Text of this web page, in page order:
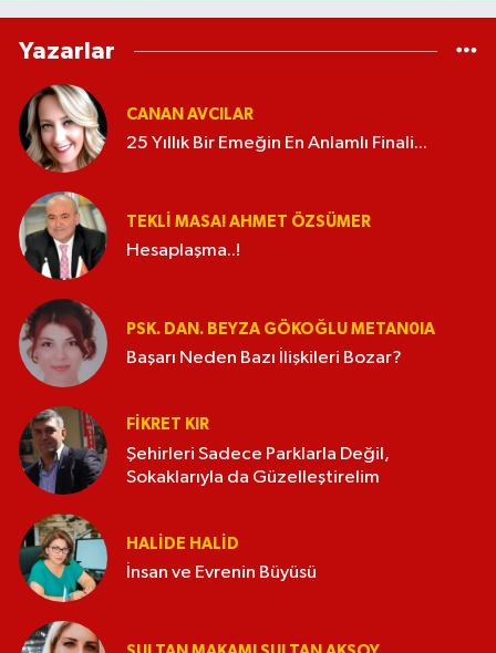
Yazarlar
CANAN AVCILAR
25 Yıllık Bir Emeğin En Anlamlı Finali...
TEKLI MASA! AHMET ÖZSÜMER
Hesaplaşma..!
PSK. DAN. BEYZA GÖKOĞLU METAN0IA
Başarı Neden Bazı İlişkileri Bozar?
FIKRET KIR
Şehirleri Sadece Parklarla Değil,
Sokaklarıyla da Güzelleştirelim
HALIDE HALID
İnsan ve Evrenin Büyüsü